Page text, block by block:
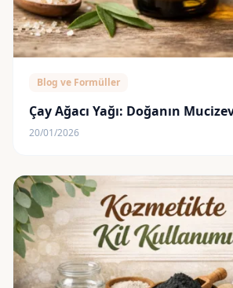
Blog ve Formüller
Çay Ağacı Yağı: Doğanın
20/01/2026